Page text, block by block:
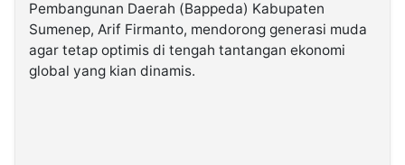
Kabarbaru.co
2026
Pembangunan Daerah (Bappeda) Kabupaten
Sumenep, Arif Firmanto, mendorong generasi muda
agar tetap optimis di tengah tantangan ekonomi
global yang kian dinamis.